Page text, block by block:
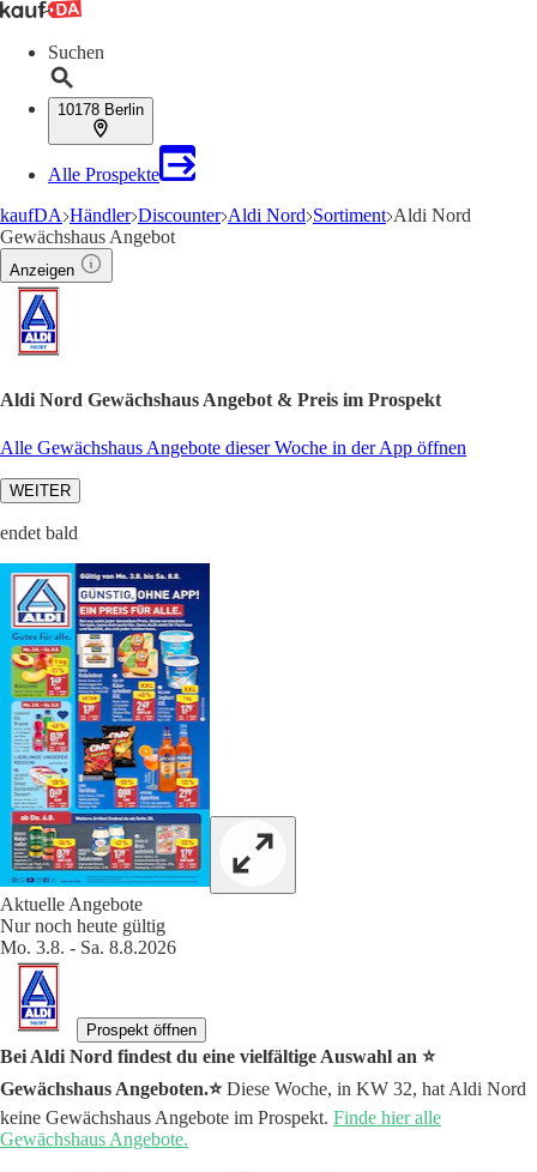
Suchen
10178 Berlin
Alle Prospekte
kaufDA Händler Discounter Aldi Nord Sortiment Aldi Nord
Gewächshaus Angebot
Anzeigen
Aldi Nord Gewächshaus Angebot & Preis im Prospekt
Alle Gewächshaus Angebote dieser Woche in der App öffnen
WEITER
endet bald
Aktuelle Angebote
Nur noch heute gültig
Mo. 3.8. - Sa. 8.8.2026
Prospekt öffnen
Bei Aldi Nord findest du eine vielfältige Auswahl an ⭐️
Gewächshaus Angeboten.⭐️Diese Woche, in KW 32, hat Aldi Nord
keine Gewächshaus Angebote im Prospekt. Finde hier alle
Gewächshaus Angebote.